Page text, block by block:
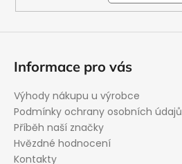
Informace pro vás
Výhody nákupu u výrobce
Podmínky ochrany osobních údajů
Příběh naší značky
Hvězdné hodnocení
Kontakty